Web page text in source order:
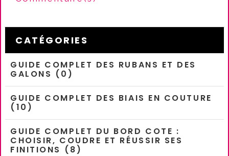
CATÉGORIES
GUIDE COMPLET DES RUBANS ET DES
GALONS (0)
GUIDE COMPLET DES BIAIS EN COUTURE
(10)
GUIDE COMPLET DU BORD COTE :
CHOISIR, COUDRE ET RÉUSSIR SES
FINITIONS (8)